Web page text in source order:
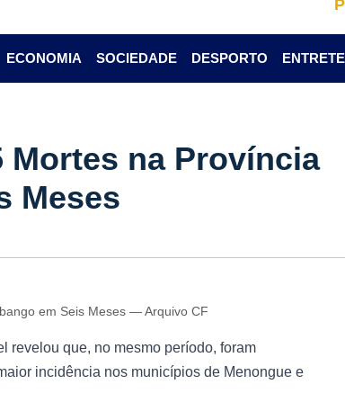
ECONOMIA SOCIEDADE DESPORTO
Mortes na Província
Meses
em Seis Meses — Arquivo CF
revelou que, no mesmo período, foram
incidência nos municípios de Menongue e